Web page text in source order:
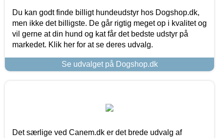
Du kan godt finde billigt hundeudstyr hos Dogshop.dk,
men ikke det billigste. De går rigtig meget op i kvalitet og
vil gerne at din hund og kat får det bedste udstyr på
markedet. Klik her for at se deres udvalg.
Se udvalget på Dogshop.dk
Det særlige ved Canem.dk er det brede udvalg af